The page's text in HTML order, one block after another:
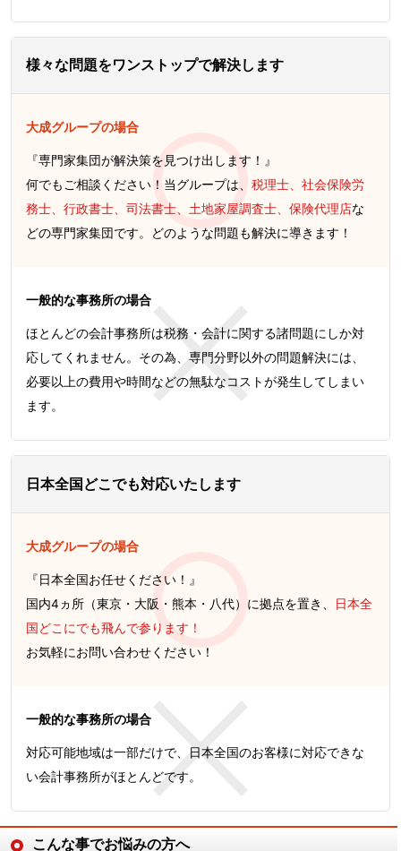
様々な問題をワンストップで解決します
大成グループの場合
『専門家集団が解決策を見つけ出します！』
何でもご相談ください！当グループは、 税理士、社会保険労
務士、行政書士、司法書士、土地家屋調査士、保険代理店な
どの専門家集団です。どのような問題も解決に導きます！
一般的な事務所の場合
ほとんどの会計事務所は税務・会計に関する諸問題にしか対
応してくれません。その為、専門分野以外の問題解決には、
必要以上の費用や時間などの無駄なコストが発生してしまい
ます。
日本全国どこでも対応いたします
大成グループの場合
『日本全国お任せください！』
国内4ヵ所（東京・大阪・熊本・八代）に拠点を置き、
日本全
国どこにでも飛んで参ります！
お気軽にお問い合わせください！
一般的な事務所の場合
対応可能地域は一部だけで、日本全国のお客様に対応できな
い会計事務所がほとんどです。
こんな事でお悩みの方へ